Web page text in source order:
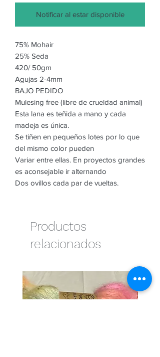
Notificar al estar disponible
75% Mohair
25% Seda
420/ 50gm
Agujas 2-4mm
BAJO PEDIDO
Mulesing free (libre de crueldad animal)
Esta lana es teñida a mano y cada
madeja es única.
Se tiñen en pequeños lotes por lo que
del mismo color pueden
Variar entre ellas. En proyectos grandes
es aconsejable ir alternando
Dos ovillos cada par de vueltas.
Productos
relacionados